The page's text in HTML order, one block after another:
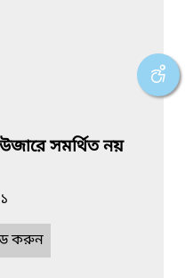
সমর্থিত নয়
করুন